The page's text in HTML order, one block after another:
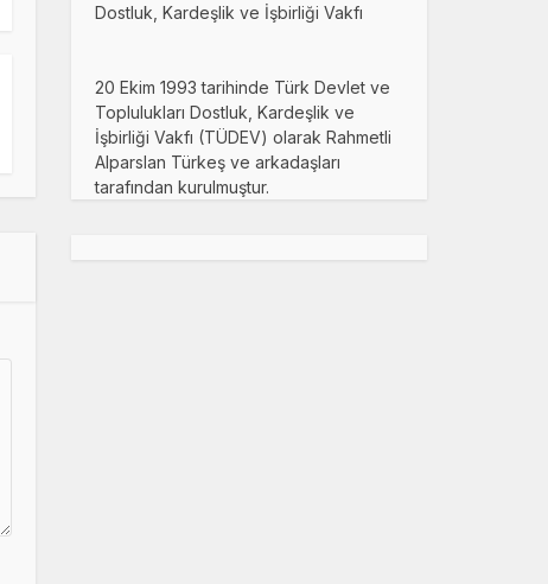
Dostluk, Kardeşlik ve İşbirliği Vakfı
20 Ekim 1993 tarihinde Türk Devlet ve
Toplulukları Dostluk, Kardeşlik ve
İşbirliği Vakfı (TÜDEV) olarak Rahmetli
Alparslan Türkeş ve arkadaşları
tarafından kurulmuştur.